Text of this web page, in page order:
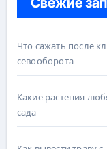
Что сажать после
севооборота
Какие растения
сада